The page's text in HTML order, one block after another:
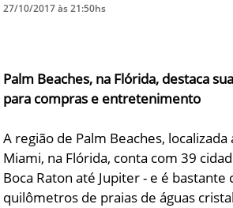
27/10/2017 às 21:50hs
Palm Beaches, na Flórida, destaca
para compras e entretenimento
A região de Palm Beaches,
Miami, na Flórida, conta com 39
Boca Raton até Jupiter - e é bastante
quilômetros de praias de águas